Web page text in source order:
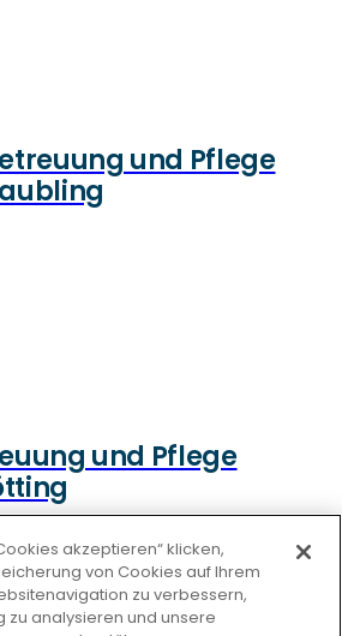
und Pflege
und Pflege
akzeptieren“ klicken,
von Cookies auf Ihrem
zu verbessern,
zu analysieren und unsere